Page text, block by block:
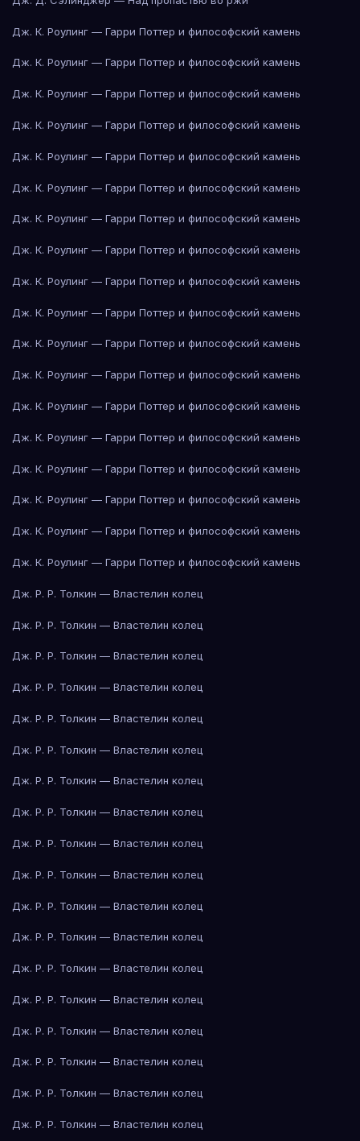
Дж. К. Роулинг — Гарри Поттер и философский камень
Дж. К. Роулинг — Гарри Поттер и философский камень
Дж. К. Роулинг — Гарри Поттер и философский камень
Дж. К. Роулинг — Гарри Поттер и философский камень
Дж. К. Роулинг — Гарри Поттер и философский камень
Дж. К. Роулинг — Гарри Поттер и философский камень
Дж. К. Роулинг — Гарри Поттер и философский камень
Дж. К. Роулинг — Гарри Поттер и философский камень
Дж. К. Роулинг — Гарри Поттер и философский камень
Дж. К. Роулинг — Гарри Поттер и философский камень
Дж. К. Роулинг — Гарри Поттер и философский камень
Дж. К. Роулинг — Гарри Поттер и философский камень
Дж. К. Роулинг — Гарри Поттер и философский камень
Дж. К. Роулинг — Гарри Поттер и философский камень
Дж. К. Роулинг — Гарри Поттер и философский камень
Дж. К. Роулинг — Гарри Поттер и философский камень
Дж. К. Роулинг — Гарри Поттер и философский камень
Дж. К. Роулинг — Гарри Поттер и философский камень
Дж. Р. Р. Толкин — Властелин колец
Дж. Р. Р. Толкин — Властелин колец
Дж. Р. Р. Толкин — Властелин колец
Дж. Р. Р. Толкин — Властелин колец
Дж. Р. Р. Толкин — Властелин колец
Дж. Р. Р. Толкин — Властелин колец
Дж. Р. Р. Толкин — Властелин колец
Дж. Р. Р. Толкин — Властелин колец
Дж. Р. Р. Толкин — Властелин колец
Дж. Р. Р. Толкин — Властелин колец
Дж. Р. Р. Толкин — Властелин колец
Дж. Р. Р. Толкин — Властелин колец
Дж. Р. Р. Толкин — Властелин колец
Дж. Р. Р. Толкин — Властелин колец
Дж. Р. Р. Толкин — Властелин колец
Дж. Р. Р. Толкин — Властелин колец
Дж. Р. Р. Толкин — Властелин колец
Дж. Р. Р. Толкин — Властелин колец